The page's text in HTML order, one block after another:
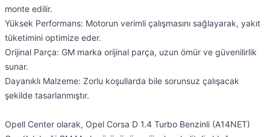
monte edilir.
Yüksek Performans: Motorun verimli çalışmasını sağlayarak, yakıt
tüketimini optimize eder.
Orijinal Parça: GM marka orijinal parça, uzun ömür ve güvenilirlik
sunar.
Dayanıklı Malzeme: Zorlu koşullarda bile sorunsuz çalışacak
şekilde tasarlanmıştır.
Opell Center olarak, Opel Corsa D 1.4 Turbo Benzinli (A14NET)